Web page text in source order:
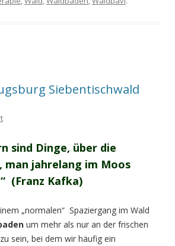
Siebentischwald
sind Dinge, über die
man jahrelang im Moos
(Franz Kafka)
„normalen“ Spaziergang im Wald
um mehr als nur an der frischen
sein, bei dem wir häufig ein